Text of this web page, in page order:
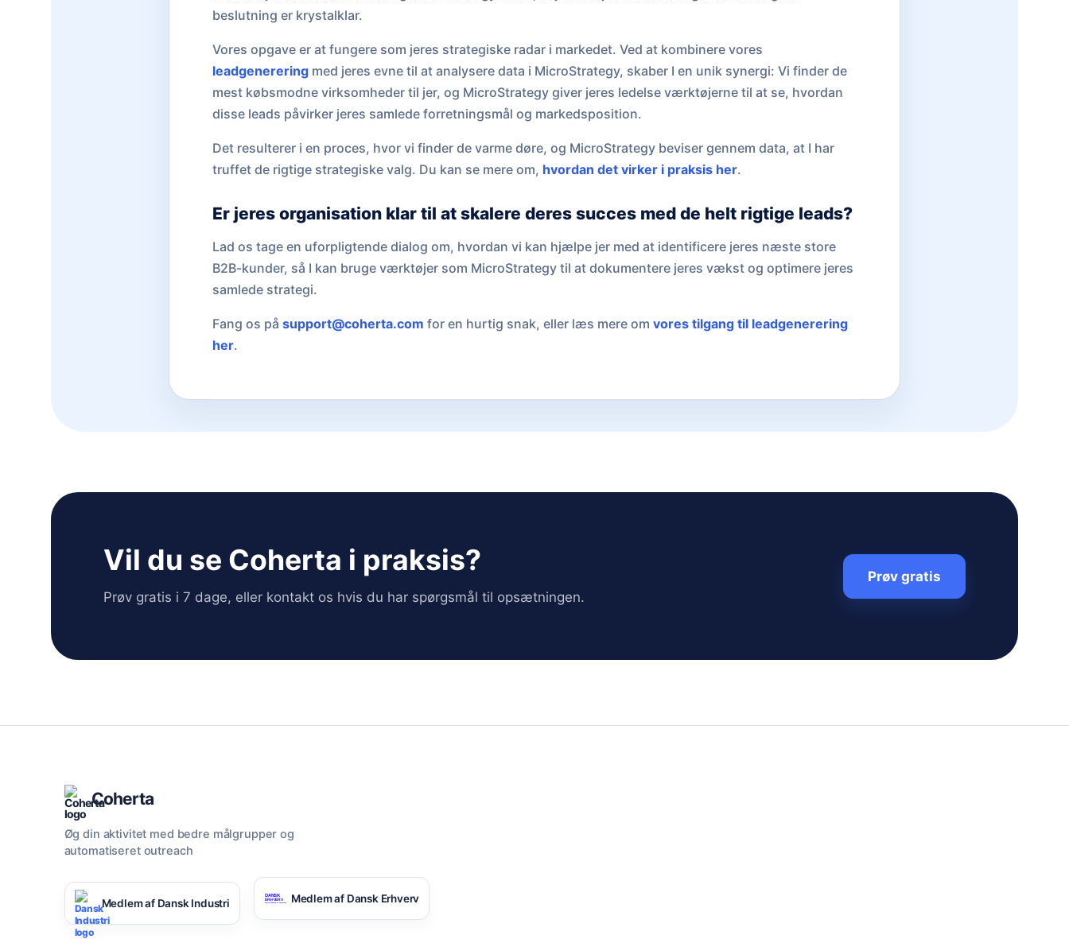
beslutning er krystalklar.
Vores opgave er at fungere som jeres strategiske radar i markedet. Ved at kombinere vores
leadgenereringmed jeres evne til at analysere data i MicroStrategy, skaber I en unik synergi: Vi finder de
mest købsmodne virksomheder til jer, og MicroStrategy giver jeres ledelse værktøjerne til at se, hvordan
disse leads påvirker jeres samlede forretningsmål og markedsposition.
Det resulterer i en proces, hvor vi finder de varme døre, og MicroStrategy beviser gennem data, at I har
truffet de rigtige strategiske valg. Du kan se mere om, hvordan det virker i praksis her.
Er jeres organisation klar til at skalere deres succes med de helt rigtige leads?
Lad os tage en uforpligtende dialog om, hvordan vi kan hjælpe jer med at identificere jeres næste store
B2B-kunder, så I kan bruge værktøjer som MicroStrategy til at dokumentere jeres vækst og optimere jeres
samlede strategi.
Fang os på support@coherta.com for en hurtig snak, eller læs mere om vores tilgang til leadgenerering
her.
Vil du se Coherta i praksis?
Prøv gratis i 7 dage, eller kontakt os hvis du har spørgsmål til opsætningen.
Prøv gratis
Coherta
Øg din aktivitet med bedre målgrupper og
automatiseret outreach
Medlem af Dansk Industri Medlem af Dansk Erhverv